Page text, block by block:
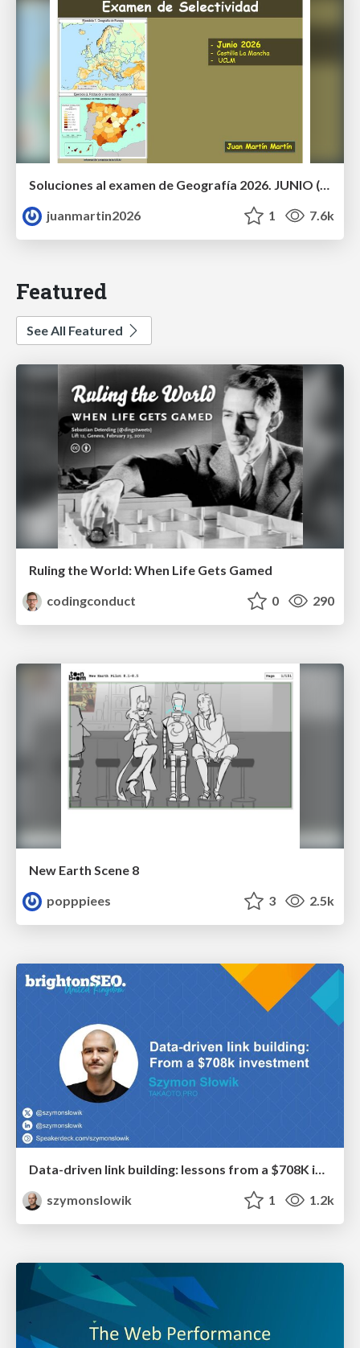
Soluciones al examen de Geografía 2026. JUNIO (Convocatoria Ordinaria)
juanmartin2026
1 7.6k
Featured
See All Featured
Ruling the World: When Life Gets Gamed
codingconduct
0 290
New Earth Scene 8
popppiees
3 2.5k
Data-driven link building: lessons from a $708K investment (BrightonSEO talk)
szymonslowik
1 1.2k